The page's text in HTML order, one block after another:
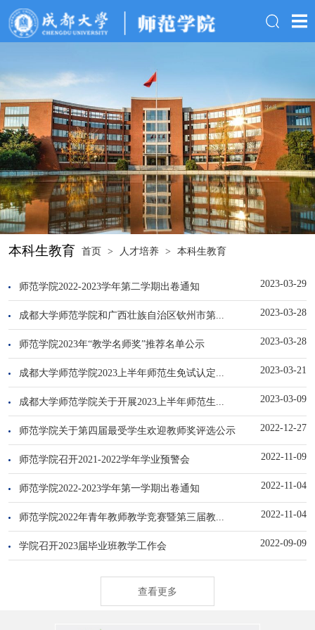
本科生教育 首页 > 人才培养 > 本科生教育
师范学院2022-2023学年第二学期出卷通知 2023-03-29
成都大学师范学院和广西壮族自治区钦州市第... 2023-03-28
师范学院2023年“教学名师奖”推荐名单公示 2023-03-28
成都大学师范学院2023上半年师范生免试认定... 2023-03-21
成都大学师范学院关于开展2023上半年师范生... 2023-03-09
师范学院关于第四届最受学生欢迎教师奖评选公示 2022-12-27
师范学院召开2021-2022学年学业预警会 2022-11-09
师范学院2022-2023学年第一学期出卷通知 2022-11-04
师范学院2022年青年教师教学竞赛暨第三届教... 2022-11-04
学院召开2023届毕业班教学工作会 2022-09-09
查看更多